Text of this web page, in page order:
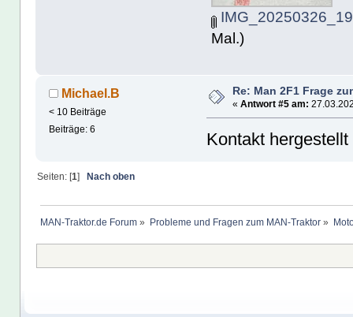
Mal.)
Michael.B
< 10 Beiträge
Beiträge: 6
Re: Man 2F1 Frage
« Antwort #5 am:
Kontakt
Seiten: [1] Nach oben
MAN-Traktor.de Forum » Probleme und Fragen zum MAN-Traktor »